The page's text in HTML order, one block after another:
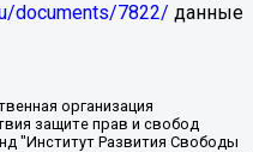
documents/7822/ данные
по содействию защите прав призывников, альтернативнослужащих и военнослужащих "Правозащитная группа "Гражданин.Армия.Право", Хисамова Регина Фаритовна, Автономная некоммерческая организация по реализации социально-правовых программ "Лилит", Дальневосточное общественное движение "Маяк", Санкт-Петербургская ЛГБТ-инициативная группа "Выход", Инициативная группа ЛГБТ+ "Реверс", Алексеев Андрей Викторович, Бекбулатова Таисия Львовна, Беляев Иван Михайлович, Владыкина Елена Сергеевна, Гельман Марат Александрович, Никульшина Вероника Юрьевна, Толоконникова Надежда Андреевна, Шендерович Виктор Анатольевич, Общество с ограниченной ответственностью "Данное сообщение", Общество с ограниченной ответственностью Издательский дом "Новая глава", Айнбиндер Александра Александровна, Московский комьюнити-центр для ЛГБТ+инициатив, Благотворительный фонд развития филантропии, Deutsche Welle (Германия, Kurt-Schumacher-Strasse 3, 53113 Bonn), Борзунова Мария Михайловна, Воробьев Виктор Викторович, Голубева Анна Львовна, Константинова Алла Михайловна, Малкова Ирина Владимировна, Мурадов Мурад Абдулгалимович, Осетинская Елизавета Николаевна, Понасенков Евгений Николаевич, Ганапольский Матвей Юрьевич, Киселев Евгений Алексеевич, Борухович Ирина Григорьевна, Дремин Иван Тимофеевич, Дубровский Дмитрий Викторович, Красноярская региональная общественная организация поддержки и развития альтернативных образовательных технологий и межкультурных коммуникаций "ИНТЕРРА", Маяковская Екатерина Алексеевна, Фейгин Марк Захарович, Филимонов Андрей Викторович, Дзугкоева Регина Николаевна, Доброхотов Роман Александрович, Дудь Юрий Александрович, Елкин Сергей Владимирович, Кругликов Кирилл Игоревич, Сабунаева Мария Леонидовна, Семенов Алексей Владимирович, Шаинян Карен Багратович, Шульман Екатерина Михайловна, Асафьев Артур Валерьевич, Вахштайн Виктор Семенович, Венедиктов Алексей Алексеевич, Лушникова Екатерина Евгеньевна, Волков Леонид Михайлович, Невзоров Александр Глебович, Пархоменко Сергей Борисович, Сироткин Ярослав Николаевич, Кара-Мурза Владимир Владимирович, Баранова Наталья Владимировна, Гозман Леонид Яковлевич, Кагарлицкий Борис Юльевич, Климарев Михаил Валерьевич, Милов Владимир Станиславович, Автономная некоммерческая организация Краснодарский центр современного искусства "Типография", Моргенштерн Алишер Тагирович, Соболь Любовь Эдуардовна, Общество с ограниченной ответственностью "ЛИЗА НОРМ", Каспаров Гарри Кимович, Ходорковский Михаил Борисович, Общество с ограниченной ответственностью "Апрельские тезисы", Данилович Ирина Брониславовна, Кашин Олег Владимирович, Петров Николай Владимирович, Пивоваров Алексей Владимирович, Соколов Михаил Владимирович, Цветкова Юлия Владимировна, Чичваркин Евгений Александрович, Комитет против пыток/Команда против пыток, Общество с ограниченной ответственностью "Первый научный", Общество с ограниченной ответственностью "Вертолет и ко", Белоцерковская Вероника Борисовна, Кац Максим Евгеньевич, Лазарева Татьяна Юрьевна, Шаведдинов Руслан Табризович, Яшин Илья Валерьевич, Общество с ограниченной ответственностью "Иноагент ААВ", Алешковский Дмитрий Петрович, Альбац Евгения Марковна, Быков Дмитрий Львович, Галямина Юлия Евгеньевна, Лойко Сергей Леонидович, Мартынов Кирилл Константинович, Медведев Сергей Александрович, Крашенинников Федор Геннадиевич, Гордеева Катерина Вл